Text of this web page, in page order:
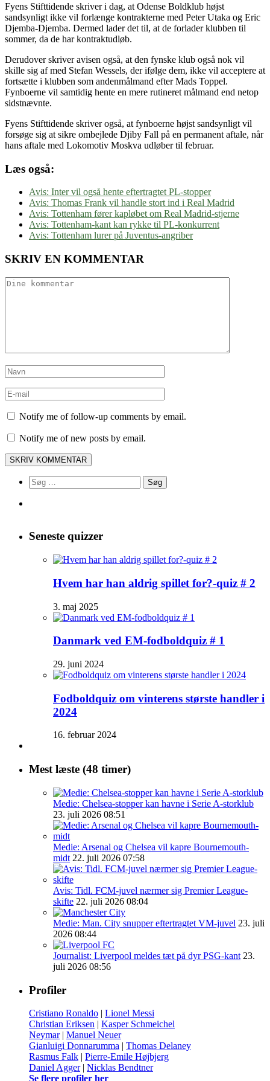
Fyens Stifttidende skriver i dag, at Odense Boldklub højst
sandsynligt ikke vil forlænge kontrakterne med Peter Utaka og Eric
Djemba-Djemba. Dermed lader det til, at de forlader klubben til
sommer, da de har kontraktudløb.
Derudover skriver avisen også, at den fynske klub også nok vil
skille sig af med Stefan Wessels, der ifølge dem, ikke vil acceptere at
fortsætte i klubben som andenmålmand efter Mads Toppel.
Fynboerne vil samtidig hente en mere rutineret målmand end netop
sidstnævnte.
Fyens Stifttidende skriver også, at fynboerne højst sandsynligt vil
forsøge sig at sikre ombejlede Djiby Fall på en permanent aftale, når
hans aftale med Lokomotiv Moskva udløber til februar.
Læs også:
Avis: Inter vil også hente eftertragtet PL-stopper
Avis: Thomas Frank vil handle stort ind i Real Madrid
Avis: Tottenham fører kapløbet om Real Madrid-stjerne
Avis: Tottenham-kant kan rykke til PL-konkurrent
Avis: Tottenham lurer på Juventus-angriber
SKRIV EN KOMMENTAR
Notify me of follow-up comments by email.
Notify me of new posts by email.
Søg
efter:
Seneste quizzer
Hvem har han aldrig spillet for?-quiz # 2
3. maj 2025
Danmark ved EM-fodboldquiz # 1
29. juni 2024
Fodboldquiz om vinterens største handler i
2024
16. februar 2024
Mest læste (48 timer)
Medie: Chelsea-stopper kan havne i Serie A-storklub
23. juli 2026 08:51
Medie: Arsenal og Chelsea vil kapre Bournemouth-
midt 22. juli 2026 07:58
Avis: Tidl. FCM-juvel nærmer sig Premier League-
skifte 22. juli 2026 08:04
Medie: Man. City snupper eftertragtet VM-juvel 23. juli
2026 08:44
Journalist: Liverpool meldes tæt på dyr PSG-kant 23.
juli 2026 08:56
Profiler
Cristiano Ronaldo | Lionel Messi
Christian Eriksen | Kasper Schmeichel
Neymar| Manuel Neuer
Gianluigi Donnarumma | Thomas Delaney
Rasmus Falk | Pierre-Emile Højbjerg
Daniel Agger| Nicklas Bendtner
Se flere profiler her